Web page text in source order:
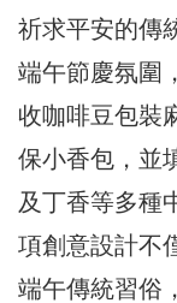
祈求平安的傳
端午節慶氛圍
收咖啡豆包裝
保小香包，並
及丁香等多種
項創意設計不
端午傳統習俗